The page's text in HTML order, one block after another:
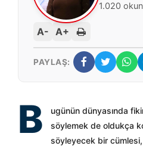
1.020
A- A+
PAYLAŞ:
B
ugünün dünyasında
söylemek de oldukça
söyleyecek bir